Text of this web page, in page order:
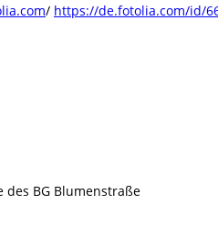
/ https://de.fotolia.com/id/
BG Blumenstraße